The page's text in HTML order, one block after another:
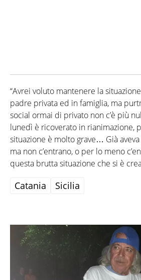
“Avrei voluto mantenere la
padre privata ed in famiglia, ma
social ormai di privato non c’è più
lunedì è ricoverato in rianimazione,
situazione è molto grave… Già
ma non c’entrano, o per lo meno
questa brutta situazione che si è
Catania Sicilia